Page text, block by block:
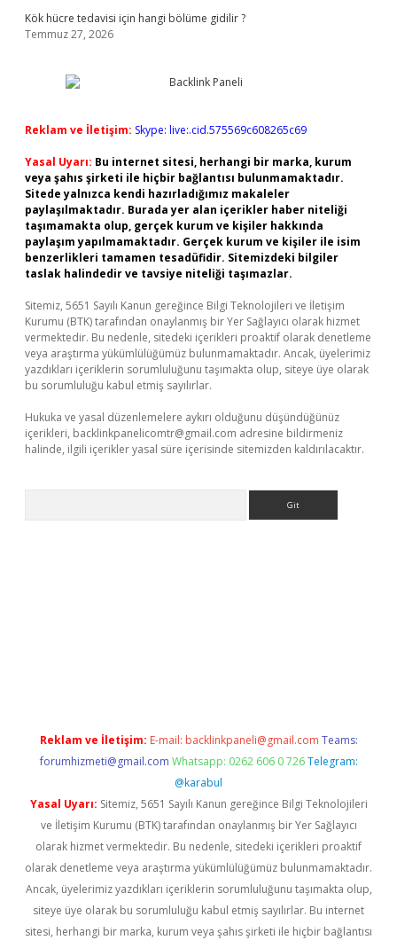
Kök hücre tedavisi için hangi bölüme gidilir ?
Temmuz 27, 2026
Reklam ve İletişim: Skype: live:.cid.575569c608265c69
Yasal Uyarı: Bu internet sitesi, herhangi bir marka, kurum
veya şahıs şirketi ile hiçbir bağlantısı bulunmamaktadır.
Sitede yalnızca kendi hazırladığımız makaleler
paylaşılmaktadır. Burada yer alan içerikler haber niteliği
taşımamakta olup, gerçek kurum ve kişiler hakkında
paylaşım yapılmamaktadır. Gerçek kurum ve kişiler ile isim
benzerlikleri tamamen tesadüfidir. Sitemizdeki bilgiler
taslak halindedir ve tavsiye niteliği taşımazlar.
Sitemiz, 5651 Sayılı Kanun gereğince Bilgi Teknolojileri ve İletişim
Kurumu (BTK) tarafından onaylanmış bir Yer Sağlayıcı olarak hizmet
vermektedir. Bu nedenle, sitedeki içerikleri proaktif olarak denetleme
veya araştırma yükümlülüğümüz bulunmamaktadır. Ancak, üyelerimiz
yazdıkları içeriklerin sorumluluğunu taşımakta olup, siteye üye olarak
bu sorumluluğu kabul etmiş sayılırlar.
Hukuka ve yasal düzenlemelere aykırı olduğunu düşündüğünüz
içerikleri, backlinkpanelicomtr@gmail.com adresine bildirmeniz
halinde, ilgili içerikler yasal süre içerisinde sitemizden kaldırılacaktır.
Reklam ve İletişim: E-mail: backlinkpaneli@gmail.com Teams:
forumhizmeti@gmail.com Whatsapp: 0262 606 0 726 Telegram:
@karabul
Yasal Uyarı: Sitemiz, 5651 Sayılı Kanun gereğince Bilgi Teknolojileri
ve İletişim Kurumu (BTK) tarafından onaylanmış bir Yer Sağlayıcı
olarak hizmet vermektedir. Bu nedenle, sitedeki içerikleri proaktif
olarak denetleme veya araştırma yükümlülüğümüz bulunmamaktadır.
Ancak, üyelerimiz yazdıkları içeriklerin sorumluluğunu taşımakta olup,
siteye üye olarak bu sorumluluğu kabul etmiş sayılırlar. Bu internet
sitesi, herhangi bir marka, kurum veya şahıs şirketi ile hiçbir bağlantısı